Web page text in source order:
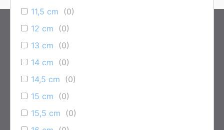
11,5 cm (0)
12 cm (0)
13 cm (0)
14 cm (0)
14,5 cm (0)
15 cm (0)
15,5 cm (0)
Kleinteich Porzellan GmbH
Kantstr. 3
95126 Schwarzenbach / Saale
Telefon: +49 (0) 9284 – 800435
Telefax: +49 (0) 09284 – 4116
E-Mail:info@kleinteich-porzellan.de